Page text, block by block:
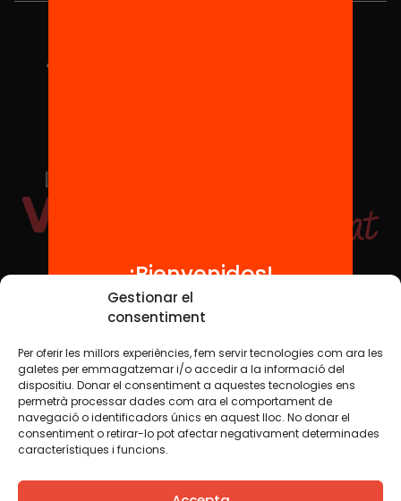
Gestionar el
consentiment
Per oferir les millors experiències, fem servir tecnologies com ara les
galetes per emmagatzemar i/o accedir a la informació del
dispositiu. Donar el consentiment a aquestes tecnologies ens
permetrà processar dades com ara el comportament de
navegació o identificadors únics en aquest lloc. No donar el
consentiment o retirar-lo pot afectar negativament determinades
característiques i funcions.
Redes sociales
TWT YTB IG FB IN
Aviso legalPolítica de cookies
Creemos que el conocimiento debe compartirse. Por eso
¡Bienvenidos!